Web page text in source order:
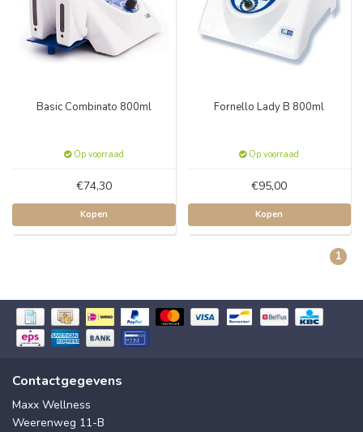
Basic Combinato 800ml
Op voorraad
€74,30
Kopen
Fornello Lady B 800ml
Op voorraad
€95,00
Kopen
1
Contactgegevens
Maxx Wellness
Weerenweg 11-B